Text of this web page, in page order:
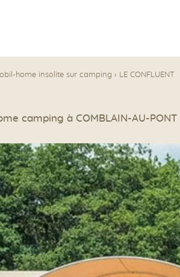
home insolite sur camping › LE CONFLUENT
camping à COMBLAIN-AU-PONT